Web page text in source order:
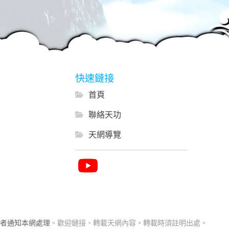
快速鏈接
首頁
聯絡天功
天網導覽
通知本網處理 。歡迎鏈接、轉載天網內容。轉載時須註明出處。